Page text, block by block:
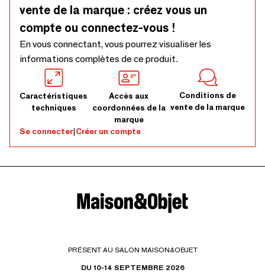
vente de la marque : créez vous un
compte ou connectez-vous !
En vous connectant, vous pourrez visualiser les
informations complètes de ce produit.
Caractéristiques
techniques
Accès aux
coordonnées de la
marque
Conditions de
vente de la marque
Se connecter|Créer un compte
PRÉSENT AU SALON MAISON&OBJET
DU 10-14 SEPTEMBRE 2026